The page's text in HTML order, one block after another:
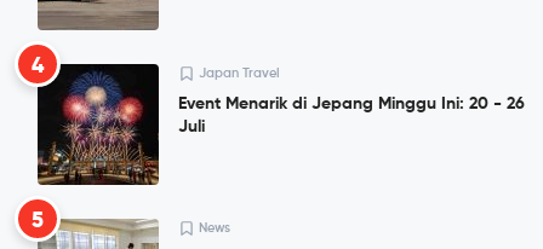
4 Japan Travel
Event Menarik di Jepang Minggu Ini: 20 - 26
Juli
5 News